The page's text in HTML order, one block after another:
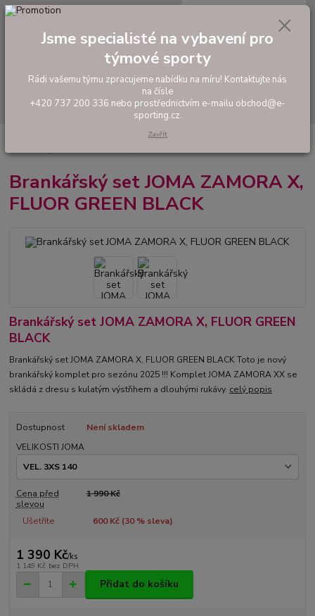
Hledat
tel: +420 737 200 336
0,00 Kč
Fotbaloví brankáři
Brankářský set JOMA ZAMORA X, FLUOR GREEN BLACK
Brankářský set JOMA ZAMORA X,
FLUOR GREEN BLACK
Brankářský set JOMA ZAMORA X, FLUOR GREEN
BLACK
Brankářský set JOMA ZAMORA X, FLUOR GREEN BLACK Toto je nový
brankářský komplet pro sezónu 2025 !!! Komplet JOMA ZAMORA XX se
skládá z dresu s kulatým výstřihem a dlouhými rukávy. celý popis
Dostupnost
Není skladem
VELIKOSTI JOMA
Cena před
slevou
1 990 Kč
Ušetříte 600 Kč (30% sleva)
1 390 Kč/ks
1 149 Kč bez DPH
Přidat do košíku
Jsme specialisté na vybavení pro
týmové sporty
Rádi vašemu týmu zpracujeme nabídku na míru! Kontaktujte nás
na čísle
+420 737 200 336 nebo prostřednictvím e-mailu obchod@e-
sporting.cz.
Zavřít